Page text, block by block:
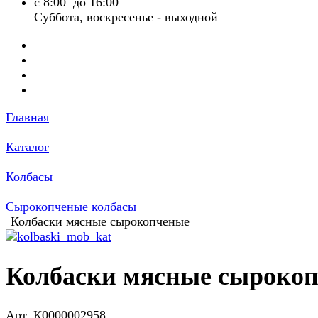
Суббота, воскресенье - выходной
Главная
Каталог
Колбасы
Сырокопченые колбасы
Колбаски мясные сырокопченые
Колбаски мясные